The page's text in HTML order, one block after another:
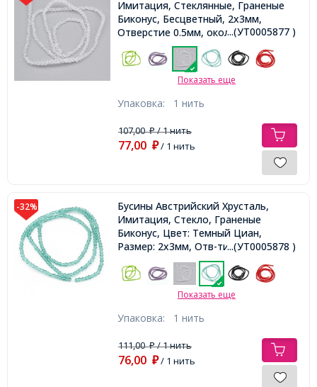
Имитация, Стеклянные, Граненые
Биконус, Бесцветный, 2х3мм,
Отверстие 0.5мм, около
140шт/40см/нить,
...(УТ0005877 )
Показать еще
Упаковка: 1 нить
107,00₽/ 1 нить
77,00 ₽/ 1 нить
-32%
Бусины Австрийский Хрусталь,
Имитация, Стекло, Граненые
Биконус, Цвет: Темный Циан,
Размер: 2х3мм, Отв-тие: 0.5мм,
около 190шт/40см/нить,
...(УТ0005878 )
Показать еще
Упаковка: 1 нить
111,00₽/ 1 нить
76,00 ₽/ 1 нить